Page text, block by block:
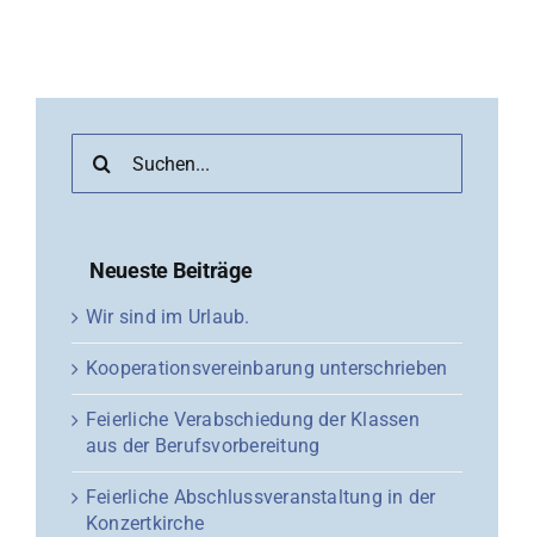
nach:
Neueste Beiträge
Wir sind im Urlaub.
Kooperationsvereinbarung unterschrieben
Feierliche Verabschiedung der Klassen
aus der Berufsvorbereitung
Feierliche Abschlussveranstaltung in der
Konzertkirche